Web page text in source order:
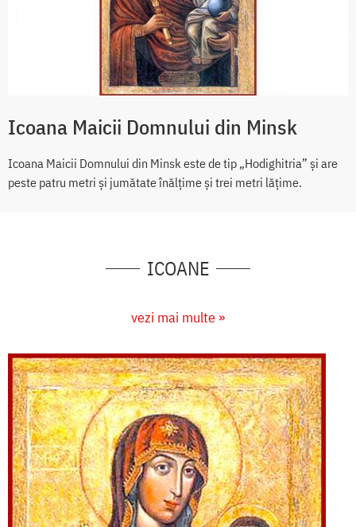
Icoana Maicii Domnului din Minsk
Icoana Maicii Domnului din Minsk este de tip „Hodighitria” și are
peste patru metri și jumătate înălțime și trei metri lățime.
ICOANE
vezi mai multe »